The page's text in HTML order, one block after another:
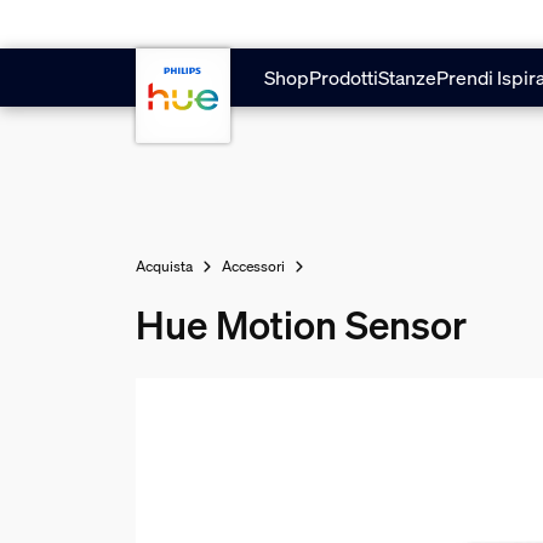
ShopProdottiStanzePrendi
Acquista Accessori
Hue Motion Sensor